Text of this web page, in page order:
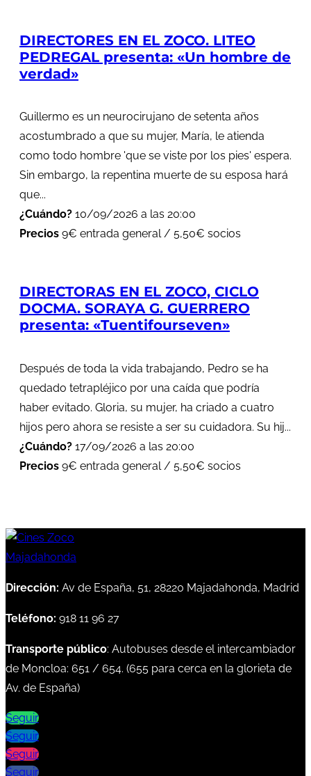
DIRECTORES EN EL ZOCO. LITEO
PEDREGAL presenta: «Un hombre de
verdad»
Guillermo es un neurocirujano de setenta años
acostumbrado a que su mujer, María, le atienda
como todo hombre 'que se viste por los pies' espera.
Sin embargo, la repentina muerte de su esposa hará
que...
¿Cuándo? 10/09/2026 a las 20:00
Precios 9€ entrada general / 5,50€ socios
DIRECTORAS EN EL ZOCO, CICLO
DOCMA. SORAYA G. GUERRERO
presenta: «Tuentifourseven»
Después de toda la vida trabajando, Pedro se ha
quedado tetrapléjico por una caída que podría
haber evitado. Gloria, su mujer, ha criado a cuatro
hijos pero ahora se resiste a ser su cuidadora. Su hij...
¿Cuándo? 17/09/2026 a las 20:00
Precios 9€ entrada general / 5,50€ socios
Dirección: Av de España, 51, 28220 Majadahonda, Madrid
Teléfono: 918 11 96 27
Transporte público: Autobuses desde el intercambiador
de Moncloa: 651 / 654. (655 para cerca en la glorieta de
Av. de España)
Seguir
Seguir
Seguir
Seguir